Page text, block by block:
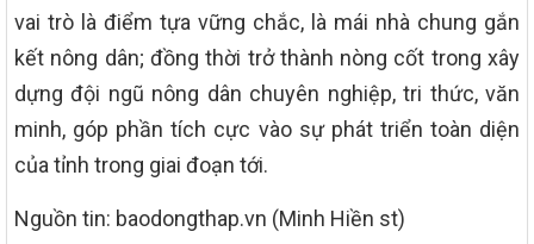
vai trò là điểm tựa vững chắc, là mái nhà chung gắn
kết nông dân; đồng thời trở thành nòng cốt trong xây
dựng đội ngũ nông dân chuyên nghiệp, tri thức, văn
minh, góp phần tích cực vào sự phát triển toàn diện
của tỉnh trong giai đoạn tới.
Nguồn tin: baodongthap.vn (Minh Hiền st)